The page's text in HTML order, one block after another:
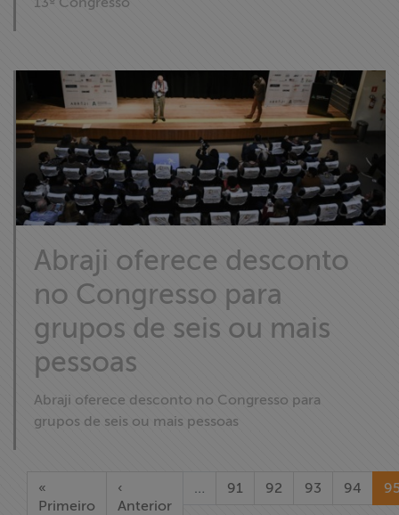
Abraji oferece desconto
no Congresso para
grupos de seis ou mais
pessoas
Abraji oferece desconto no Congresso para
grupos de seis ou mais pessoas
«
Primeiro
‹
Anterior
91 92 93 94